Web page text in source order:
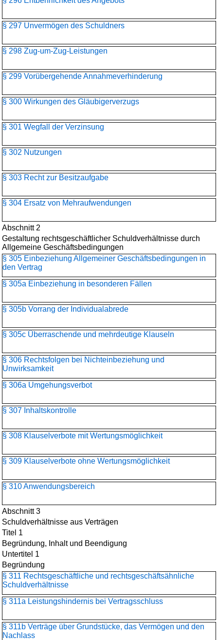
§ 297 Unvermögen des Schuldners
§ 298 Zug-um-Zug-Leistungen
§ 299 Vorübergehende Annahmeverhinderung
§ 300 Wirkungen des Gläubigerverzugs
§ 301 Wegfall der Verzinsung
§ 302 Nutzungen
§ 303 Recht zur Besitzaufgabe
§ 304 Ersatz von Mehraufwendungen
Abschnitt 2
Gestaltung rechtsgeschäftlicher Schuldverhältnisse durch
Allgemeine Geschäftsbedingungen
§ 305 Einbeziehung Allgemeiner Geschäftsbedingungen in
den Vertrag
§ 305a Einbeziehung in besonderen Fällen
§ 305b Vorrang der Individualabrede
§ 305c Überraschende und mehrdeutige Klauseln
§ 306 Rechtsfolgen bei Nichteinbeziehung und
Unwirksamkeit
§ 306a Umgehungsverbot
§ 307 Inhaltskontrolle
§ 308 Klauselverbote mit Wertungsmöglichkeit
§ 309 Klauselverbote ohne Wertungsmöglichkeit
§ 310 Anwendungsbereich
Abschnitt 3
Schuldverhältnisse aus Verträgen
Titel 1
Begründung, Inhalt und Beendigung
Untertitel 1
Begründung
§ 311 Rechtsgeschäftliche und rechtsgeschäftsähnliche
Schuldverhältnisse
§ 311a Leistungshindernis bei Vertragsschluss
§ 311b Verträge über Grundstücke, das Vermögen und den
Nachlass